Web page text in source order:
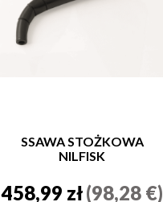
SSAWA STOŻKOWA
NILFISK
458,99 zł(98,28 €)